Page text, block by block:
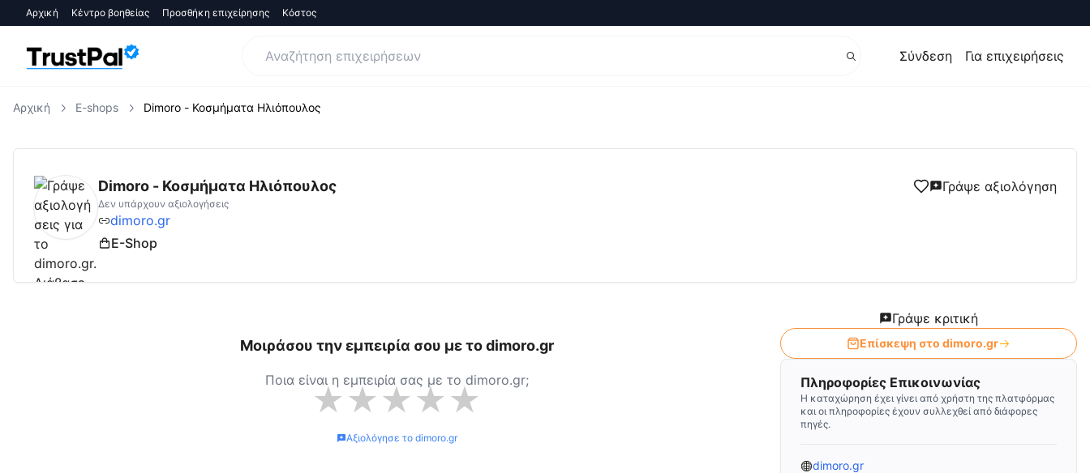
Αρχική Κέντρο βοηθείας Προσθήκη επιχείρησης Κόστος
Σύνδεση Για επιχειρήσεις
Αρχική E-shops Dimoro - Κοσμήματα Ηλιόπουλος
dimoro.grΑξιολογήσεις | Δες Αξιολογήσεις και Κριτικές για
Dimoro - Κοσμήματα Ηλιόπουλος Γράψε αξιολόγηση
Δεν υπάρχουν αξιολογήσεις
dimoro.gr
E-Shop
Μοιράσου την εμπειρία σου με τοdimoro.gr
Ποια είναι η εμπειρία σας με το dimoro.gr;
★★★★★
Αξιολόγησε το dimoro.gr
Γράψε κριτική
Επίσκεψη στο dimoro.gr
Πληροφορίες Επικοινωνίας
Η καταχώρηση έχει γίνει από χρήστη της πλατφόρμας
και οι πληροφορίες έχουν συλλεχθεί από διάφορες
πηγές.
dimoro.gr